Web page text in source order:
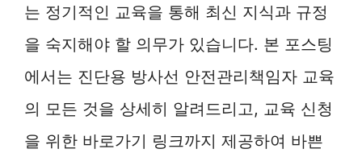
는 정기적인 교육을 통해 최신 지식과 규정
을 숙지해야 할 의무가 있습니다. 본 포스팅
에서는 진단용 방사선 안전관리책임자 교육
의 모든 것을 상세히 알려드리고, 교육 신청
을 위한 바로가기 링크까지 제공하여 바쁜